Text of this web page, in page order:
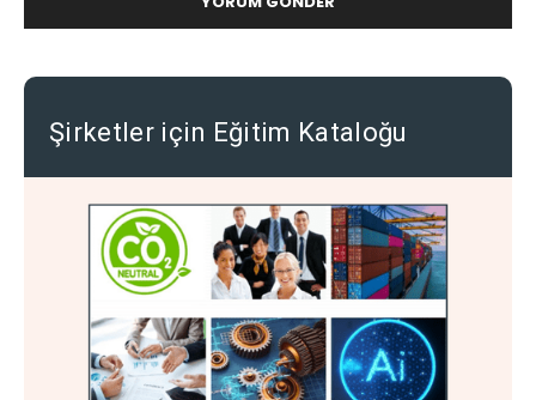
Şirketler için Eğitim Kataloğu